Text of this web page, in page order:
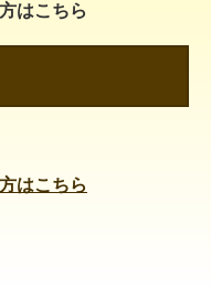
はこちら
はこちら